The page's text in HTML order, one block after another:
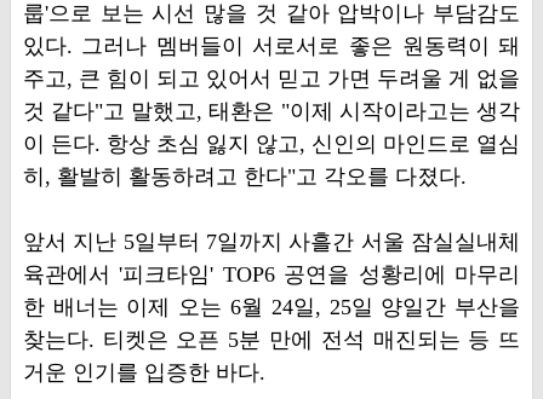
룹'으로 보는 시선 많을 것 같아 압박이나 부담감도
있다. 그러나 멤버들이 서로서로 좋은 원동력이 돼
주고, 큰 힘이 되고 있어서 믿고 가면 두려울 게 없을
것 같다"고 말했고, 태환은 "이제 시작이라고는 생각
이 든다. 항상 초심 잃지 않고, 신인의 마인드로 열심
히, 활발히 활동하려고 한다"고 각오를 다졌다.
앞서 지난 5일부터 7일까지 사흘간 서울 잠실실내체
육관에서 '피크타임' TOP6 공연을 성황리에 마무리
한 배너는 이제 오는 6월 24일, 25일 양일간 부산을
찾는다. 티켓은 오픈 5분 만에 전석 매진되는 등 뜨
거운 인기를 입증한 바다.